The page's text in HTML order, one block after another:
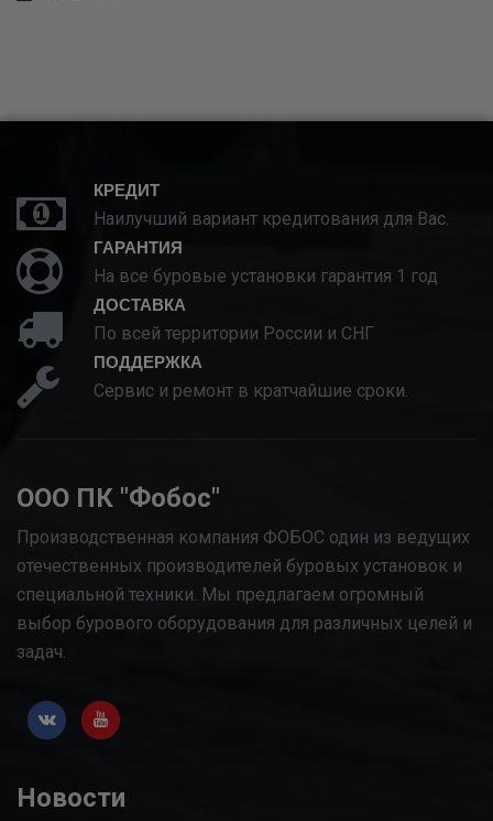
КРЕДИТ
Наилучший вариант кредитования для Вас.
ГАРАНТИЯ
На все буровые установки гарантия 1 год
ДОСТАВКА
По всей территории России и СНГ
ПОДДЕРЖКА
Сервис и ремонт в кратчайшие сроки.
ООО ПК "Фобос"
Производственная компания ФОБОС один из ведущих
отечественных производителей буровых установок и
специальной техники. Мы предлагаем огромный
выбор бурового оборудования для различных целей и
задач.
Новости